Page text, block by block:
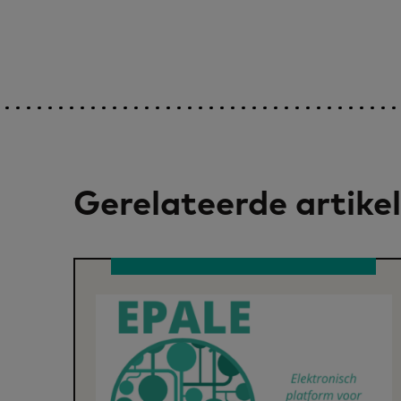
Gerelateerde